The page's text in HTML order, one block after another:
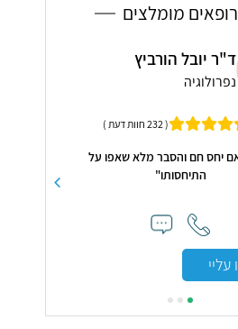
רופאים מומלצים
פרופ' אדריאן אלנבוגן
יילוד וגינקולוגיה, רפואת נשים
מנהל אקדמי ויועץ פריון
קראו עליי